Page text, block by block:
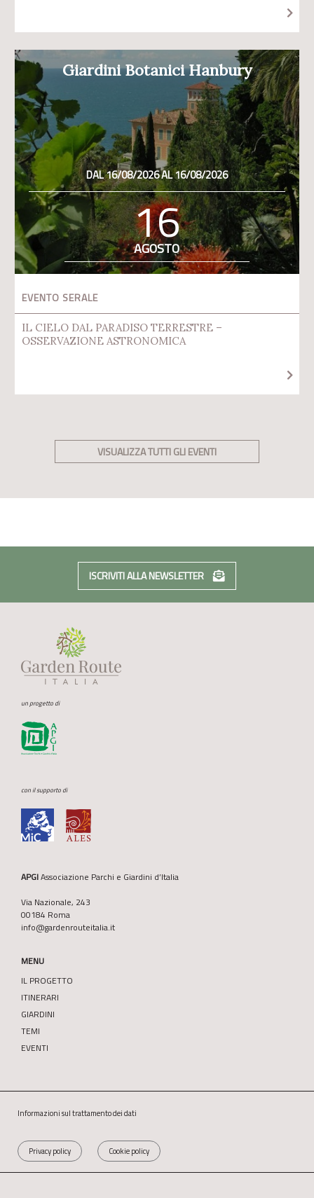
Giardini Botanici Hanbury
DAL 16/08/2026 AL 16/08/2026
16
AGOSTO
EVENTO SERALE
IL CIELO DAL PARADISO TERRESTRE –
OSSERVAZIONE ASTRONOMICA
VISUALIZZA TUTTI GLI EVENTI
ISCRIVITI ALLA NEWSLETTER
un progetto di
con il supporto di
APGIAssociazione Parchi e Giardini d’Italia
Via Nazionale, 243
00184 Roma
info@gardenrouteitalia.it
MENU
IL PROGETTO
ITINERARI
GIARDINI
TEMI
EVENTI
Informazioni sul trattamento dei dati
Privacy policy Cookie policy